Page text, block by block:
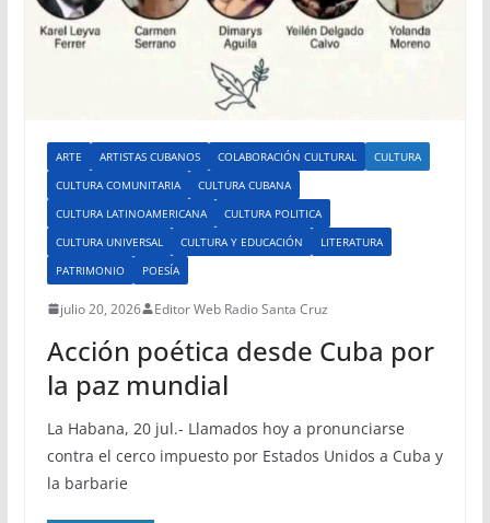
ARTE ARTISTAS CUBANOS COLABORACIÓN CULTURAL
CULTURA
CULTURA COMUNITARIA
CULTURA CUBANA
CULTURA LATINOAMERICANA
CULTURA POLITICA
CULTURA UNIVERSAL
CULTURA Y EDUCACIÓN
LITERATURA
PATRIMONIO
POESÍA
julio 20, 2026 Editor Web Radio Santa Cruz
Acción poética desde Cuba por
la paz mundial
La Habana, 20 jul.- Llamados hoy a pronunciarse
contra el cerco impuesto por Estados Unidos a Cuba y
la barbarie